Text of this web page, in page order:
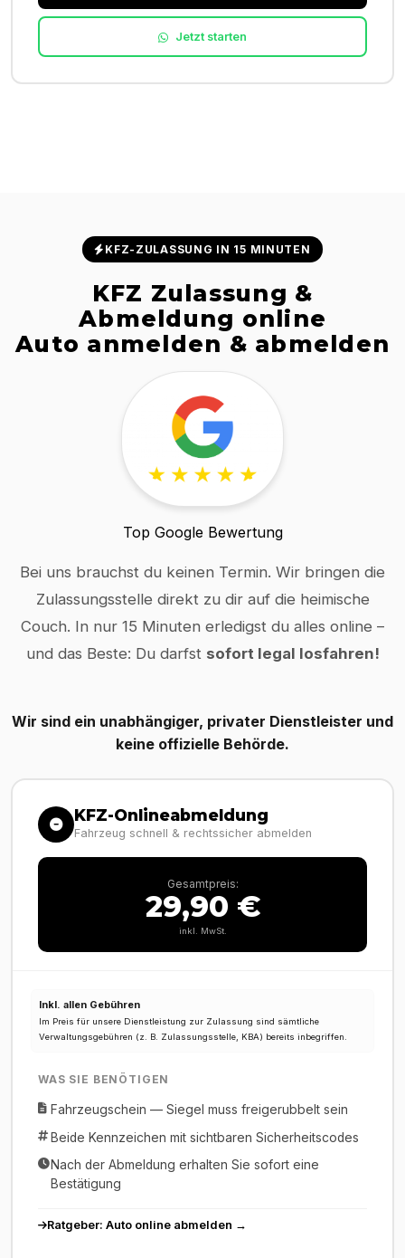
Jetzt starten
KFZ-ZULASSUNG IN 15 MINUTEN
KFZ Zulassung &
Abmeldung online
Auto anmelden & abmelden
Top Google Bewertung
Bei uns brauchst du keinen Termin. Wir bringen die
Zulassungsstelle direkt zu dir auf die heimische
Couch. In nur 15 Minuten erledigst du alles online –
und das Beste: Du darfst sofort legal losfahren!
Wir sind ein unabhängiger, privater Dienstleister und
keine offizielle Behörde.
KFZ-Onlineabmeldung
Fahrzeug schnell & rechtssicher abmelden
Gesamtpreis:
29,90 €
inkl. MwSt.
Inkl. allen Gebühren
Im Preis für unsere Dienstleistung zur Zulassung sind sämtliche
Verwaltungsgebühren (z. B. Zulassungsstelle, KBA) bereits inbegriffen.
WAS SIE BENÖTIGEN
Fahrzeugschein — Siegel muss freigerubbelt sein
Beide Kennzeichen mit sichtbaren Sicherheitscodes
Nach der Abmeldung erhalten Sie sofort eine
Bestätigung
Ratgeber: Auto online abmelden →